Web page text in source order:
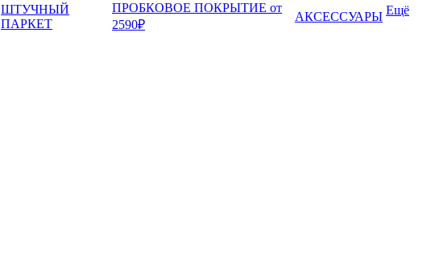
ШТУЧНЫЙ
ПАРКЕТ
ПРОБКОВОЕ ПОКРЫТИЕ от
2590₽
АКСЕССУАРЫ Ещё